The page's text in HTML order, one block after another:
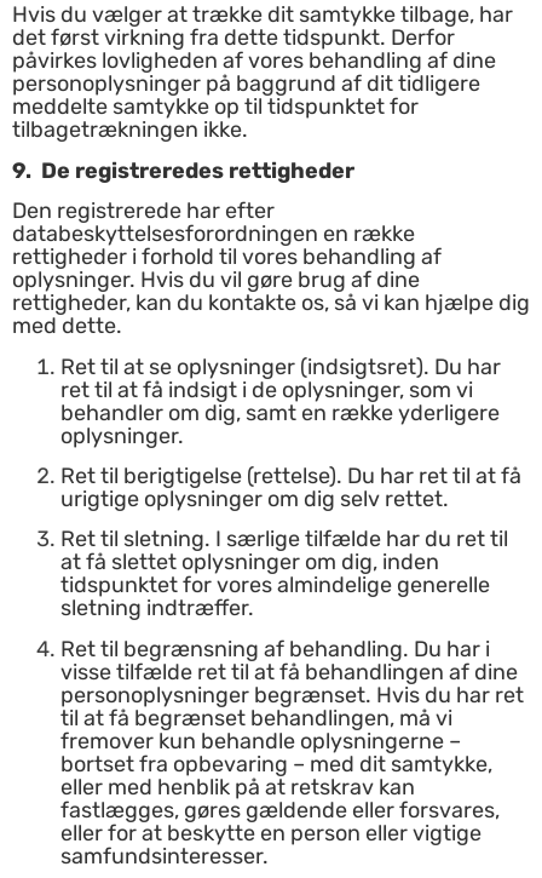
Hvis du vælger at trække dit samtykke tilbage, har
det først virkning fra dette tidspunkt. Derfor
påvirkes lovligheden af vores behandling af dine
personoplysninger på baggrund af dit tidligere
meddelte samtykke op til tidspunktet for
tilbagetrækningen ikke.
9. De registreredes rettigheder
Den registrerede har efter
databeskyttelsesforordningen en række
rettigheder i forhold til vores behandling af
oplysninger. Hvis du vil gøre brug af dine
rettigheder, kan du kontakte os, så vi kan hjælpe dig
med dette.
Ret til at se oplysninger (indsigtsret). Du har
ret til at få indsigt i de oplysninger, som vi
behandler om dig, samt en række yderligere
oplysninger.
Ret til berigtigelse (rettelse). Du har ret til at få
urigtige oplysninger om dig selv rettet.
Ret til sletning. I særlige tilfælde har du ret til
at få slettet oplysninger om dig, inden
tidspunktet for vores almindelige generelle
sletning indtræffer.
Ret til begrænsning af behandling. Du har i
visse tilfælde ret til at få behandlingen af dine
personoplysninger begrænset. Hvis du har ret
til at få begrænset behandlingen, må vi
fremover kun behandle oplysningerne –
bortset fra opbevaring – med dit samtykke,
eller med henblik på at retskrav kan
fastlægges, gøres gældende eller forsvares,
eller for at beskytte en person eller vigtige
samfundsinteresser.